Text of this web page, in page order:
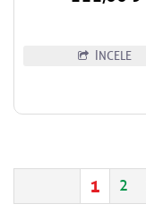
İNCELE
1 2